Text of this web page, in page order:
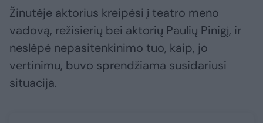
Žinutėje aktorius kreipėsi į teatro meno
vadovą, režisierių bei aktorių Paulių Pinigį, ir
neslėpė nepasitenkinimo tuo, kaip, jo
vertinimu, buvo sprendžiama susidariusi
situacija.